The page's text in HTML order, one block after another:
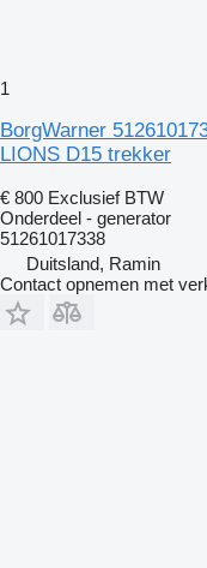
1
BorgWarner
LIONS D15 trekker
€ 800 Exclusief BTW
Onderdeel - generator
51261017338
Duitsland, Ramin
Contact opnemen met